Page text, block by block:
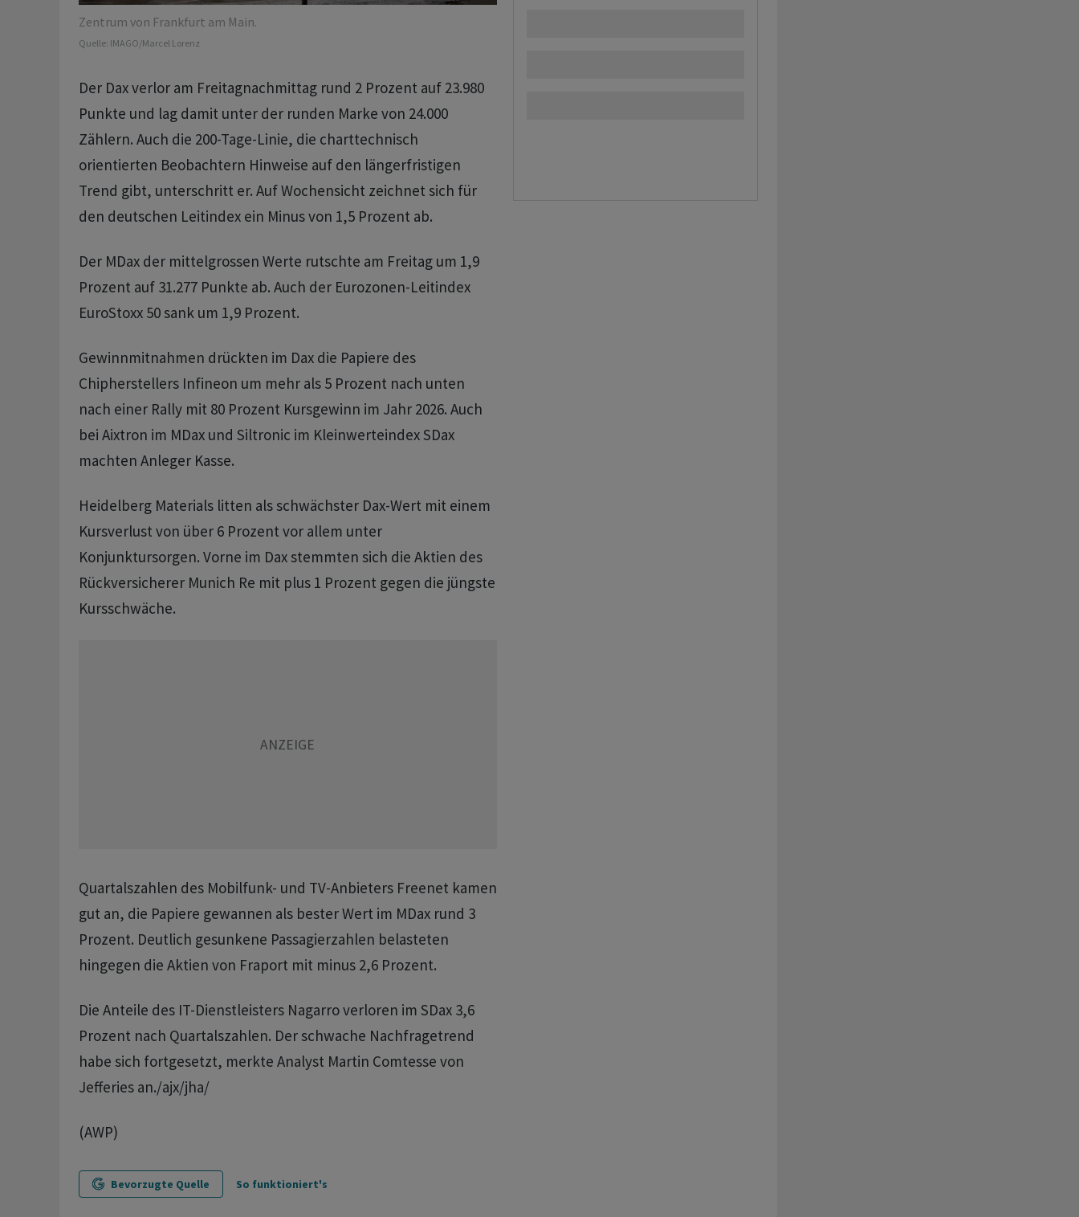
Zentrum von Frankfurt am Main.
Quelle: IMAGO/Marcel Lorenz
Der Dax verlor am Freitagnachmittag rund 2 Prozent auf 23.980
Punkte und lag damit unter der runden Marke von 24.000
Zählern. Auch die 200-Tage-Linie, die charttechnisch
orientierten Beobachtern Hinweise auf den längerfristigen
Trend gibt, unterschritt er. Auf Wochensicht zeichnet sich für
den deutschen Leitindex ein Minus von 1,5 Prozent ab.
Der MDax der mittelgrossen Werte rutschte am Freitag um 1,9
Prozent auf 31.277 Punkte ab. Auch der Eurozonen-Leitindex
EuroStoxx 50 sank um 1,9 Prozent.
Gewinnmitnahmen drückten im Dax die Papiere des
Chipherstellers Infineon um mehr als 5 Prozent nach unten
nach einer Rally mit 80 Prozent Kursgewinn im Jahr 2026. Auch
bei Aixtron im MDax und Siltronic im Kleinwerteindex SDax
machten Anleger Kasse.
Heidelberg Materials litten als schwächster Dax-Wert mit einem
Kursverlust von über 6 Prozent vor allem unter
Konjunktursorgen. Vorne im Dax stemmten sich die Aktien des
Rückversicherer Munich Re mit plus 1 Prozent gegen die jüngste
Kursschwäche.
Quartalszahlen des Mobilfunk- und TV-Anbieters Freenet kamen
gut an, die Papiere gewannen als bester Wert im MDax rund 3
Prozent. Deutlich gesunkene Passagierzahlen belasteten
hingegen die Aktien von Fraport mit minus 2,6 Prozent.
Die Anteile des IT-Dienstleisters Nagarro verloren im SDax 3,6
Prozent nach Quartalszahlen. Der schwache Nachfragetrend
habe sich fortgesetzt, merkte Analyst Martin Comtesse von
Jefferies an./ajx/jha/
(AWP)
Bevorzugte Quelle So funktioniert's